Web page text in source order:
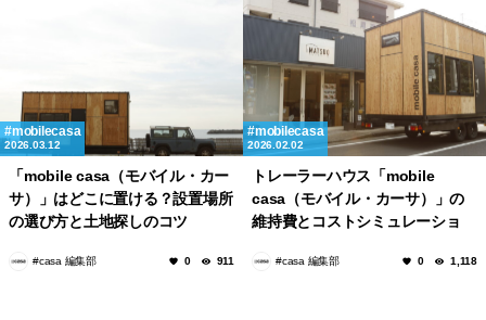
mobilecasa
2026.03.12
「mobile casa（モバイル・カー
サ）」はどこに置ける？設置場所
の選び方と土地探しのコツ
#casa 編集部 0 911
mobilecasa
2026.02.02
トレーラーハウス「mobile
casa（モバイル・カーサ）」の
維持費とコストシミュレーショ
ら？#casa 編集部 0 1,118